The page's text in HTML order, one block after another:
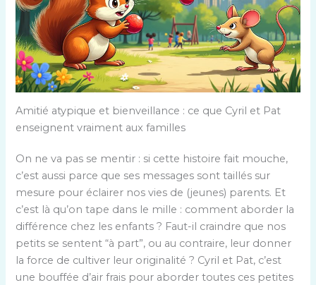
Amitié atypique et bienveillance : ce que Cyril et Pat
enseignent vraiment aux familles
On ne va pas se mentir : si cette histoire fait mouche,
c’est aussi parce que ses messages sont taillés sur
mesure pour éclairer nos vies de (jeunes) parents. Et
c’est là qu’on tape dans le mille : comment aborder la
différence chez les enfants ? Faut-il craindre que nos
petits se sentent “à part”, ou au contraire, leur donner
la force de cultiver leur originalité ? Cyril et Pat, c’est
une bouffée d’air frais pour aborder toutes ces petites